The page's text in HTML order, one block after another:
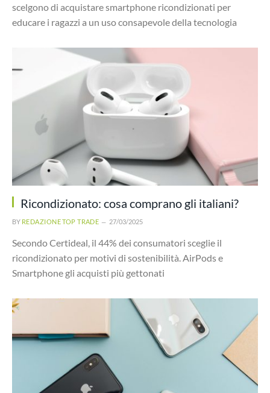
scelgono di acquistare smartphone ricondizionati per
educare i ragazzi a un uso consapevole della tecnologia
Ricondizionato: cosa comprano gli italiani?
BY REDAZIONE TOP TRADE 27/03/2025
Secondo Certideal, il 44% dei consumatori sceglie il
ricondizionato per motivi di sostenibilità. AirPods e
Smartphone gli acquisti più gettonati